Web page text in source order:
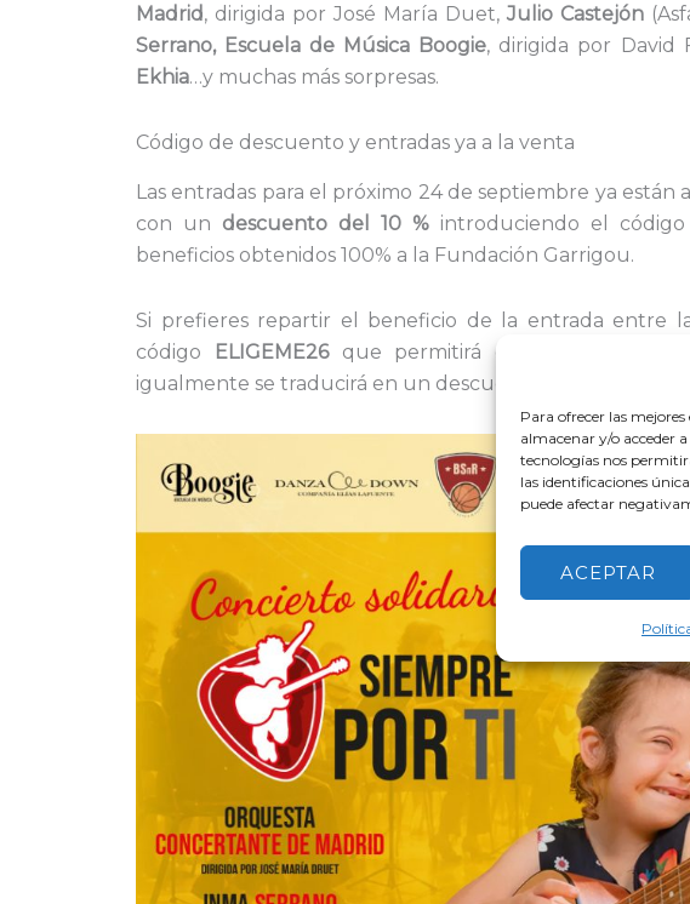
Para ofrecer las
almacenar y/o acceder
tecnologías nos
las identificaciones
puede afectar
ACEPTAR
Madrid, dirigida por José María Duet, Julio Castejón
Serrano, Escuela de Música Boogie, dirigida por David
Ekhia…y muchas más sorpresas.
Código de descuento y entradas ya a la venta
Las entradas para el próximo 24 de septiembre ya están
con un descuento del 10 % introduciendo el código
beneficios obtenidos 100% a la Fundación Garrigou.
Si prefieres repartir el beneficio de la entrada entre
código
ELIGEME26que permitirá decidir los
igualmente se traducirá en un descuento del 10% para el